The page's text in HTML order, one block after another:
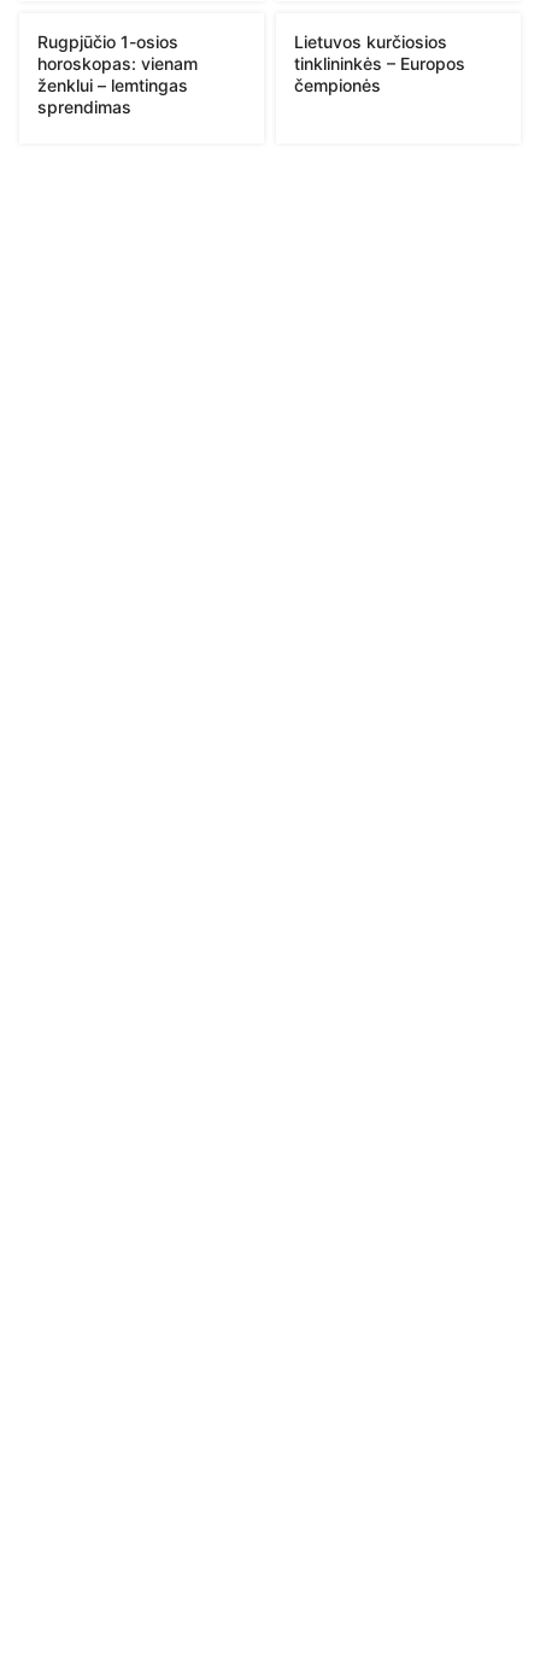
Rugpjūčio 1-osios
horoskopas: vienam
ženklui – lemtingas
sprendimas
Lietuvos kurčiosios
tinklininkės – Europos
čempionės